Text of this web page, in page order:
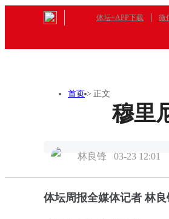
体坛+APP下载 微
首页 > 正文
穆里
林良锋 03-23 12:01
体坛周报全媒体记者 林良